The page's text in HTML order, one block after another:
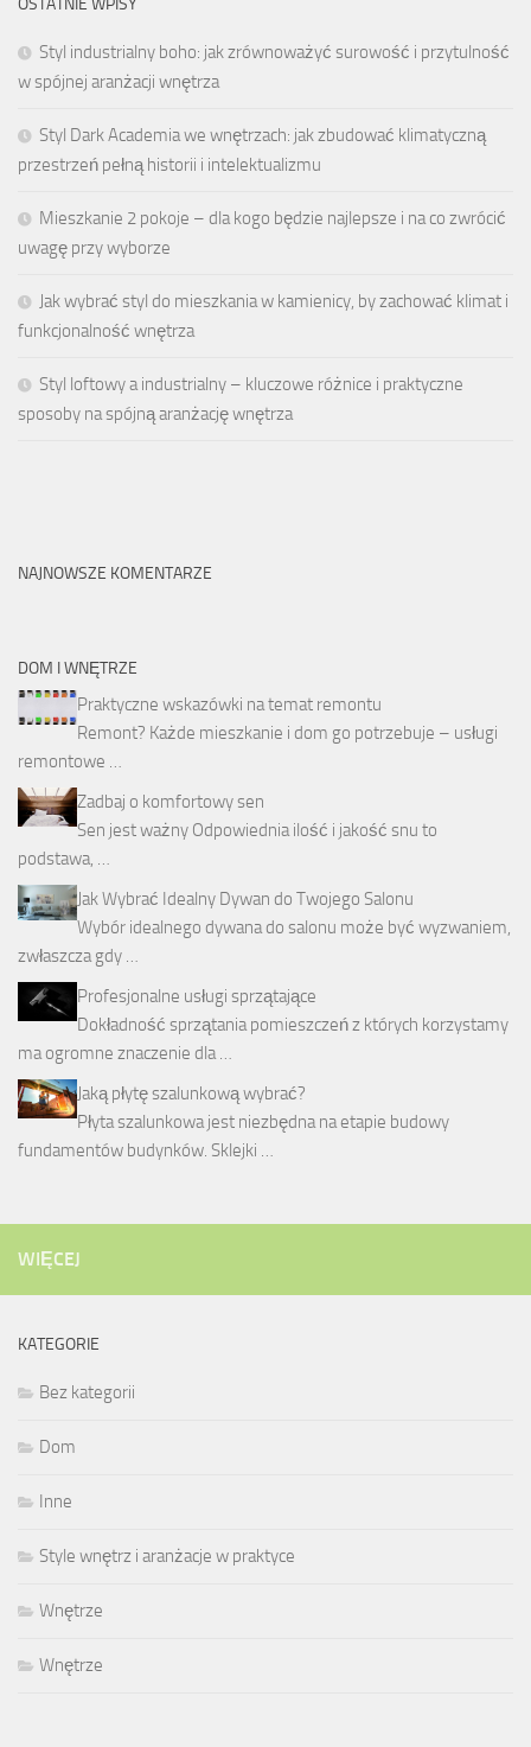
Styl industrialny boho: jak zrównoważyć surowość i przytulność
w spójnej aranżacji wnętrza
Styl Dark Academia we wnętrzach: jak zbudować klimatyczną
przestrzeń pełną historii i intelektualizmu
Mieszkanie 2 pokoje – dla kogo będzie najlepsze i na co zwrócić
uwagę przy wyborze
Jak wybrać styl do mieszkania w kamienicy, by zachować klimat i
funkcjonalność wnętrza
Styl loftowy a industrialny – kluczowe różnice i praktyczne
sposoby na spójną aranżację wnętrza
NAJNOWSZE KOMENTARZE
DOM I WNĘTRZE
Praktyczne wskazówki na temat remontu
Remont? Każde mieszkanie i dom go potrzebuje – usługi
remontowe …
Zadbaj o komfortowy sen
Sen jest ważny Odpowiednia ilość i jakość snu to
podstawa, …
Jak Wybrać Idealny Dywan do Twojego Salonu
Wybór idealnego dywana do salonu może być wyzwaniem,
zwłaszcza gdy …
Profesjonalne usługi sprzątające
Dokładność sprzątania pomieszczeń z których korzystamy
ma ogromne znaczenie dla …
Jaką płytę szalunkową wybrać?
Płyta szalunkowa jest niezbędna na etapie budowy
fundamentów budynków. Sklejki …
WIĘCEJ
KATEGORIE
Bez kategorii
Dom
Inne
Style wnętrz i aranżacje w praktyce
Wnętrze
Wnętrze